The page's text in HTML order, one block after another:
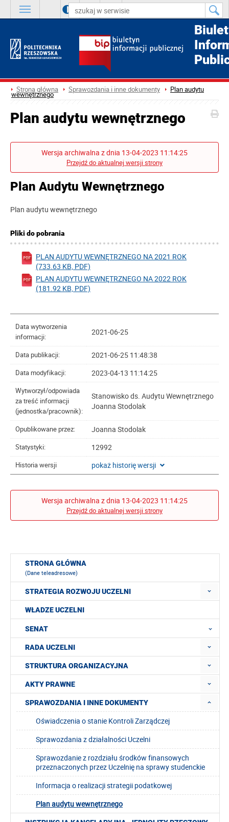
A A A
Strona główna Sprawozdania i inne dokumenty Plan audytu
wewnętrznego
Plan audytu wewnętrznego
Wersja archiwalna z dnia 13-04-2023 11:14:25
Przejdź do aktualnej wersji strony
Plan Audytu Wewnętrznego
Plan audytu wewnętrznego
Pliki do pobrania
PLAN AUDYTU WEWNĘTRZNEGO NA 2021 ROK
(733.63 KB, PDF)
PLAN AUDYTU WEWNĘTRZNEGO NA 2022 ROK
(181.92 KB, PDF)
Data wytworzenia
informacji:
2021-06-25
Data publikacji: 2021-06-25 11:48:38
Data modyfikacji: 2023-04-13 11:14:25
Wytworzył/odpowiada
za treść informacji
(jednostka/pracownik):
Stanowisko ds. Audytu Wewnętrznego
Joanna Stodolak
Opublikowane przez: Joanna Stodolak
Statystyki: 12992
Historia wersji pokaż historię wersji
Wersja archiwalna z dnia 13-04-2023 11:14:25
Przejdź do aktualnej wersji strony
STRONA GŁÓWNA
(Dane teleadresowe)
STRATEGIA ROZWOJU UCZELNI
WŁADZE UCZELNI
SENAT
RADA UCZELNI
STRUKTURA ORGANIZACYJNA
AKTY PRAWNE
SPRAWOZDANIA I INNE DOKUMENTY
Oświadczenia o stanie Kontroli Zarządczej
Sprawozdania z działalności Uczelni
Sprawozdanie z rozdziału środków finansowych
przeznaczonych przez Uczelnię na sprawy studenckie
Informacja o realizacji strategii podatkowej
Plan audytu wewnętrznego